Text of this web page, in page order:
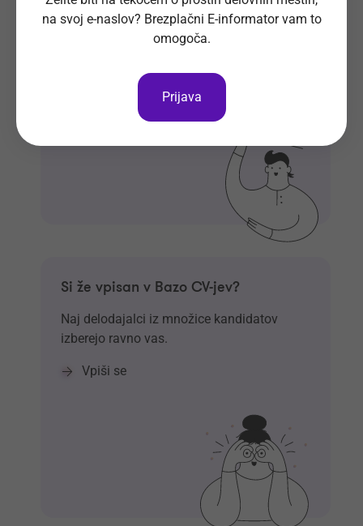
tvoj e-naslov
Prijavi se na E-informator.
Si že vpisan v Bazo CV-jev?
Naj delodajalci iz množice kandidatov
izberejo ravno vas.
Vpiši se
na svoj e-naslov? Brezplačni E-informator vam to
omogoča.
Prijava